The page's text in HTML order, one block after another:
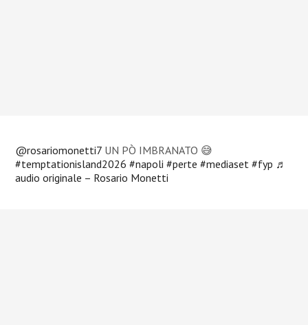
@rosariomonetti7 UN PÒ IMBRANATO 😅
#temptationisland2026 #napoli #perte #mediaset #fyp ♬
audio originale – Rosario Monetti